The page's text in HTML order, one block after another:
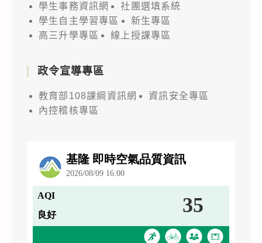
學生事務資訊網
社團選填系統
學生自主學習專區
新生專區
高三升學專區
線上授課專區
政令宣導專區
教育部108課綱資訊網
資訊安全專區
內控稽核專區